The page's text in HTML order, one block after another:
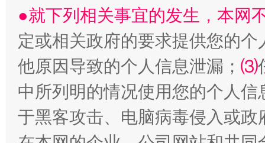
●就下列相关事宜的发生，本网
定或相关政府的要求提供您的个
他原因导致的个人信息泄漏； ⑶
中所列明的情况使用您的个人
于黑客攻击、电脑病毒侵入或